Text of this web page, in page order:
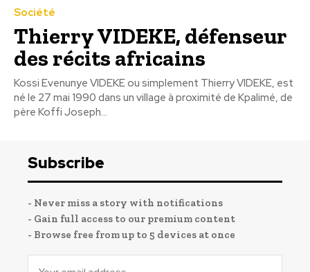
Société
Thierry VIDEKE, défenseur
des récits africains
Kossi Evenunye VIDEKE ou simplement Thierry VIDEKE, est
né le 27 mai 1990 dans un village à proximité de Kpalimé, de
père Koffi Joseph...
Subscribe
- Never miss a story with notifications
- Gain full access to our premium content
- Browse free from up to 5 devices at once